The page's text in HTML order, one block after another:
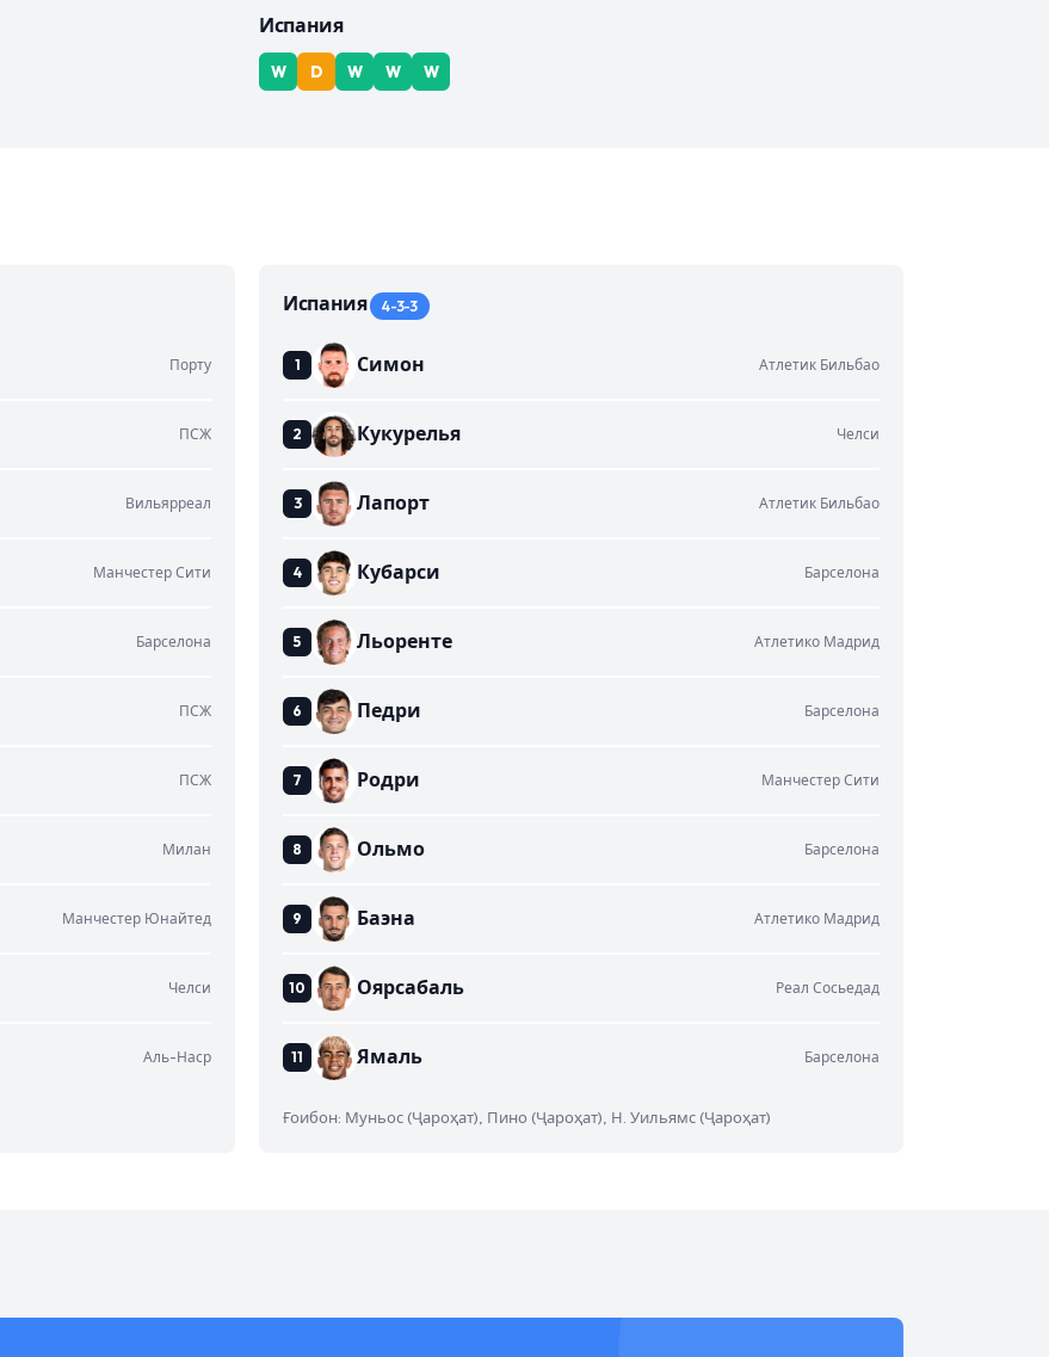
Испания
W D W W W
Порту
ПСЖ
Вильярреал
Манчестер Сити
Барселона
ПСЖ
ПСЖ
Милан
Манчестер Юнайтед
Челси
Аль-Наср
Испания 4-3-3
Симон Атлетик Бильбао
Кукурелья Челси
Лапорт Атлетик Бильбао
Кубарси Барселона
Льоренте Атлетико Мадрид
Педри Барселона
Родри Манчестер Сити
Ольмо Барселона
Баэна Атлетико Мадрид
Оярсабаль Реал Сосьедад
Ямаль Барселона
Ғоибон: Муньос (Ҷароҳат), Пино (Ҷароҳат), Н. Уильямс (Ҷароҳат)